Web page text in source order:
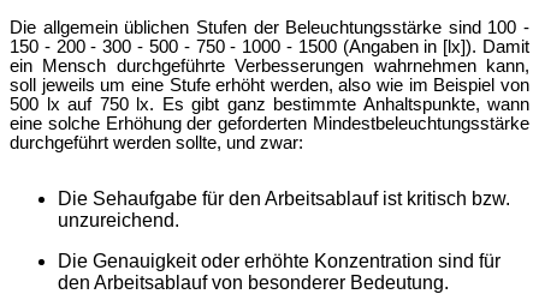
Die allgemein üblichen Stufen der Beleuchtungsstärke sind 100 -
150 - 200 - 300 - 500 - 750 - 1000 - 1500 (Angaben in [lx]). Damit
ein Mensch durchgeführte Verbesserungen wahrnehmen kann,
soll jeweils um eine Stufe erhöht werden, also wie im Beispiel von
500 lx auf 750 lx. Es gibt ganz bestimmte Anhaltspunkte, wann
eine solche Erhöhung der geforderten Mindestbeleuchtungsstärke
durchgeführt werden sollte, und zwar:
Die Sehaufgabe für den Arbeitsablauf ist kritisch bzw.
unzureichend.
Die Genauigkeit oder erhöhte Konzentration sind für
den Arbeitsablauf von besonderer Bedeutung.